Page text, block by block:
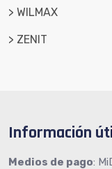
> WILMAX
> ZENIT
Información
Medios de pago: